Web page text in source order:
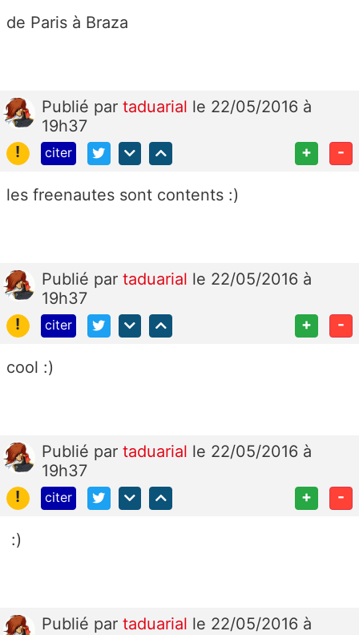
de Paris à Braza
Publié par taduarial le 22/05/2016 à
19h37
!
citer + -
les freenautes sont contents :)
Publié par taduarial le 22/05/2016 à
19h37
!
citer + -
cool :)
Publié par taduarial le 22/05/2016 à
19h37
!
citer + -
:)
Publié par taduarial le 22/05/2016 à